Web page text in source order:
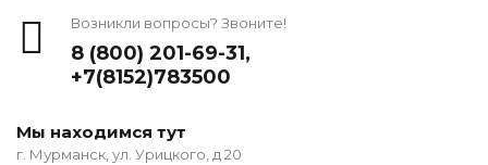
Возникли вопросы? Звоните!
8 (800) 201-69-31,
+7(8152)783500
Мы находимся тут
г. Мурманск, ул. Урицкого, д 20